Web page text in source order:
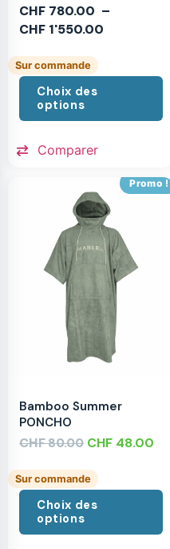
CHF 780.00 –
CHF 1'550.00
Sur commande
Choix des
options
Comparer
Promo !
Bamboo Summer
PONCHO
CHF80.00 CHF 48.00
Sur commande
Choix des
options